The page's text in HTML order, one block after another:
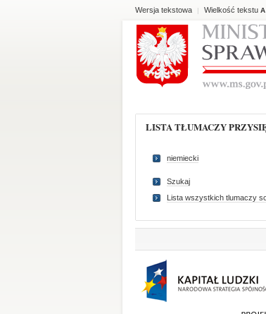
Wersja tekstowa | Wielkość tekstu A
LISTA TŁUMACZY
niemiecki
Szukaj
Lista wszystkich tlumaczy